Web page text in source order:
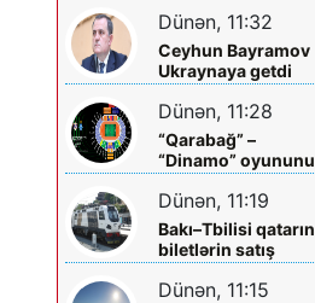
salındılar
Dünən, 11:32
Ceyhun Bayramov
Ukraynaya getdi
Dünən, 11:28
“Qarabağ” –
“Dinamo”
biletləri satışa
çıxarılır
Dünən, 11:19
Bakı–Tbilisi
biletlərin satış
müddəti artırılır
Dünən, 11:15